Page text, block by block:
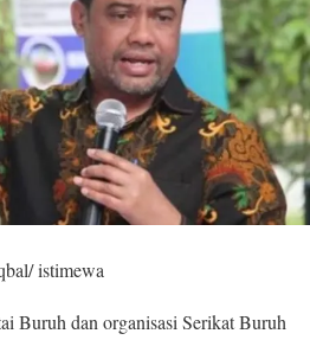
istimewa
Buruh dan organisasi Serikat Buruh